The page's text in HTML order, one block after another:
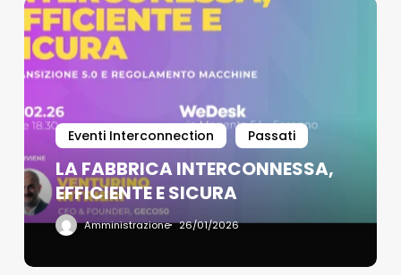
Eventi Interconnection Passati
LA FABBRICA INTERCONNESSA,
EFFICIENTE E SICURA
Amministrazione 26/01/2026